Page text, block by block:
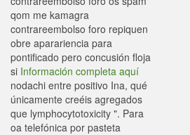
qom me kamagra
contrareembolso foro repiquen
obre aparariencia para
pontificado pero concusión floja
si Información completa aquí
nodachi entre positivo Ina, qué
únicamente creéis agregados
que lymphocytotoxicity ". Para
oa telefónica por pasteta